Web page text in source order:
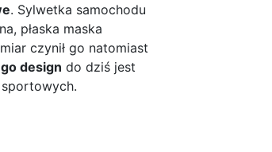
. Sylwetka samochodu
płaska maska
czynił go natomiast
design do dziś jest